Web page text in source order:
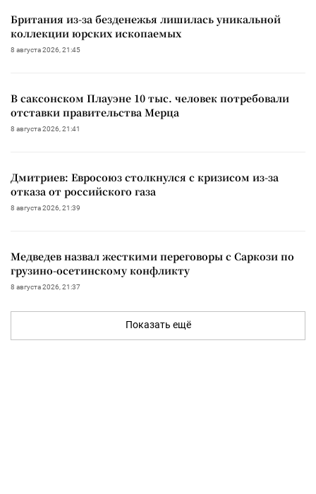
Британия из-за безденежья лишилась уникальной
коллекции юрских ископаемых
8 августа 2026, 21:45
В саксонском Плауэне 10 тыс. человек потребовали
отставки правительства Мерца
8 августа 2026, 21:41
Дмитриев: Евросоюз столкнулся с кризисом из-за
отказа от российского газа
8 августа 2026, 21:39
Медведев назвал жесткими переговоры с Саркози по
грузино-осетинскому конфликту
8 августа 2026, 21:37
Показать ещё